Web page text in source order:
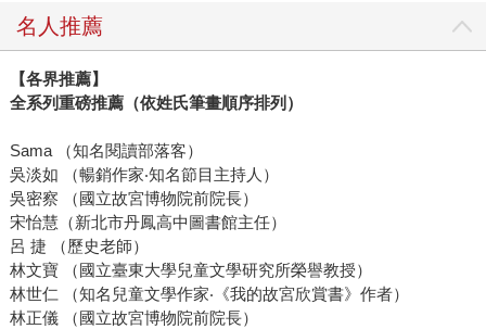
名人推薦
【各界推薦】
全系列重磅推薦（依姓氏筆畫順序排列）
Sama （知名閱讀部落客）
吳淡如 （暢銷作家‧知名節目主持人）
吳密察 （國立故宮博物院前院長）
宋怡慧（新北市丹鳳高中圖書館主任）
呂 捷 （歷史老師）
林文寶 （國立臺東大學兒童文學研究所榮譽教授）
林世仁 （知名兒童文學作家‧《我的故宮欣賞書》作者）
林正儀 （國立故宮博物院前院長）